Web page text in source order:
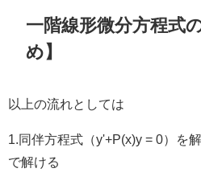
一階線形微分方程式
め】
以上の流れとしては
1.同伴方程式（y'+P(x)y = 0）を
で解ける